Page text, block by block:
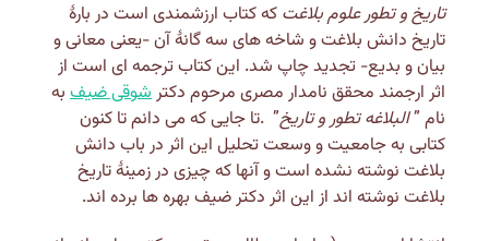
تاریخ و تطور علوم بلاغت که کتاب ارزشمندی است در بارۀ
تاریخ دانش بلاغت و شاخه های سه گانۀ آن -یعنی معانی و
بیان و بدیع- تجدید چاپ شد. این کتاب ترجمه ای است از
اثر ارجمند محقق نامدار مصری مرحوم دکترشوقی ضیف به
نام ”البلاغه تطور و تاریخ” .تا جایی که می دانم تا کنون
کتابی به جامعیت و وسعت تحلیل این اثر در باب دانش
بلاغت نوشته نشده است و آنها که چیزی در زمینۀ تاریخ
بلاغت نوشته اند از این اثر دکتر ضیف بهره ها برده اند.